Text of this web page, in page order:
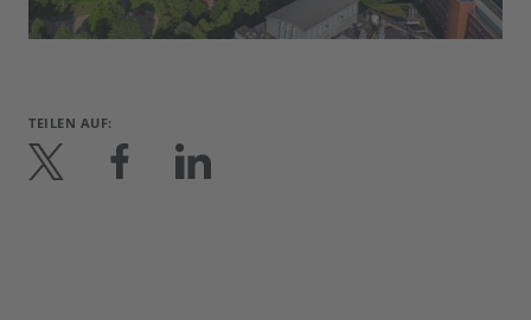
TEILEN AUF: